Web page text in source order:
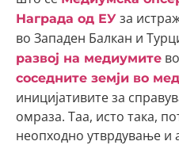
Награда од ЕУ за
во Западен Балкан и
развој на медиумите
соседните земји во
иницијативите за
омраза. Таа, исто така,
неопходно утврдување и